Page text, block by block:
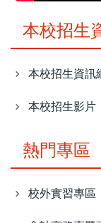
本校招生
本校招生資訊
本校招生影片
熱門專區
校外實習專區